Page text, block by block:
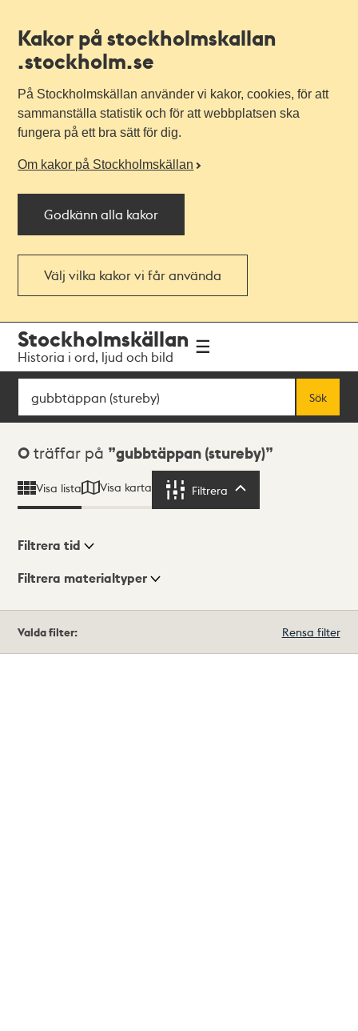
Kakor på stockholmskallan
.stockholm.se
På Stockholmskällan använder vi kakor, cookies, för att
sammanställa statistik och för att webbplatsen ska
fungera på ett bra sätt för dig.
Om kakor på Stockholmskällan
Godkänn alla kakor
Välj vilka kakor vi får använda
navigationen
huvudinnehållet
Stockholmskällan
Historia i ord, ljud och bild
Sök
Sök
Sökresultat
0 träffar på gubbtäppan (stureby)
Visa lista Visa karta Filtrera
Visningsläge
Filtrera tid
Filtrera materialtyper
träffar
Valda filter: Rensa filter